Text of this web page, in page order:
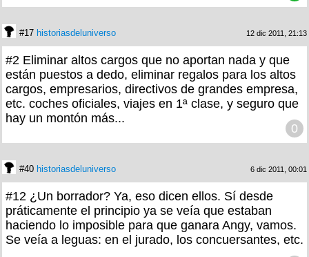
#17 historiasdeluniverso 12 dic 2011, 21:13
#2 Eliminar altos cargos que no aportan nada y que
están puestos a dedo, eliminar regalos para los altos
cargos, empresarios, directivos de grandes empresa,
etc. coches oficiales, viajes en 1ª clase, y seguro que
hay un montón más...
0
#40 historiasdeluniverso 6 dic 2011, 00:01
#12 ¿Un borrador? Ya, eso dicen ellos. Sí desde
práticamente el principio ya se veía que estaban
haciendo lo imposible para que ganara Angy, vamos.
Se veía a leguas: en el jurado, los concuersantes, etc.